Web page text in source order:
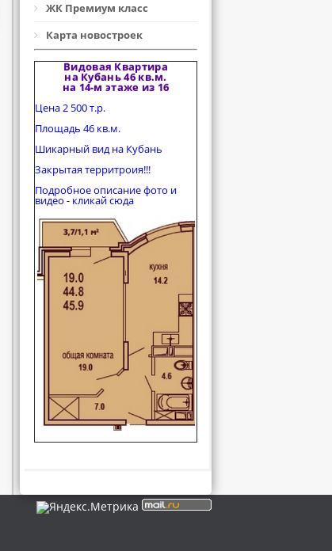
ЖК Премиум класс
Карта новостроек
Видовая Квартира
на Кубань 46 кв.м.
на 14-м этаже из 16
Цена 2 500 т.р.
Площадь 46 кв.м.
Шикарный вид на Кубань
Закрытая территроия!!!
Подробное описание фото и
видео - кликай сюда